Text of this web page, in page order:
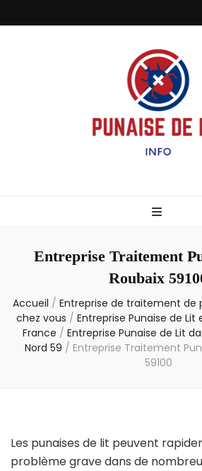
– Info
Entreprise Traitement
Roubaix
Accueil / Entreprise de traitement de
chez vous / Entreprise Punaise de
France / Entreprise Punaise de Lit
Nord 59 / Entreprise Traitement
59100
Les punaises de lit peuvent
problème grave dans de